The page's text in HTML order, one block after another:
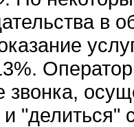
в
звонка,
"делиться"